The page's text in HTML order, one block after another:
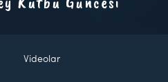
Videolar